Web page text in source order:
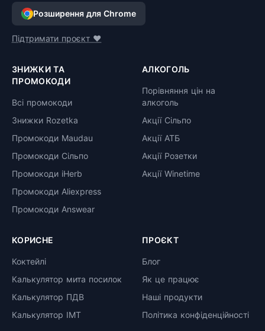
Розширення для Chrome
Підтримати проєкт ❤️
ЗНИЖКИ ТА
ПРОМОКОДИ
Всі промокоди
Знижки Rozetka
Промокоди Maudau
Промокоди Сільпо
Промокоди iHerb
Промокоди Aliexpress
Промокоди Answear
АЛКОГОЛЬ
Порівняння цін на
алкоголь
Акції Сільпо
Акції АТБ
Акції Розетки
Акції Winetime
КОРИСНЕ
Коктейлі
Калькулятор мита посилок
Калькулятор ПДВ
Калькулятор ІМТ
ПРОЄКТ
Блог
Як це працює
Наші продукти
Політика конфіденційності